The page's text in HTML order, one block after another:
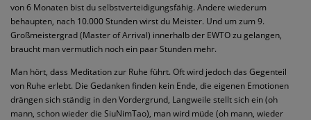
von 6 Monaten bist du selbstverteidigungsfähig. Andere wiederum
behaupten, nach 10.000 Stunden wirst du Meister. Und um zum 9.
Großmeistergrad (Master of Arrival) innerhalb der EWTO zu gelangen,
braucht man vermutlich noch ein paar Stunden mehr.
Man hört, dass Meditation zur Ruhe führt. Oft wird jedoch das Gegenteil
von Ruhe erlebt. Die Gedanken finden kein Ende, die eigenen Emotionen
drängen sich ständig in den Vordergrund, Langweile stellt sich ein (oh
mann, schon wieder die SiuNimTao), man wird müde (oh mann, wieder